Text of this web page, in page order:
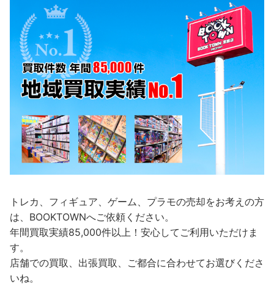
トレカ、フィギュア、ゲーム、プラモの売却をお考えの方
は、BOOKTOWNへご依頼ください。
年間買取実績85,000件以上！安心してご利用いただけま
す。
店舗での買取、出張買取、ご都合に合わせてお選びくださ
いね。